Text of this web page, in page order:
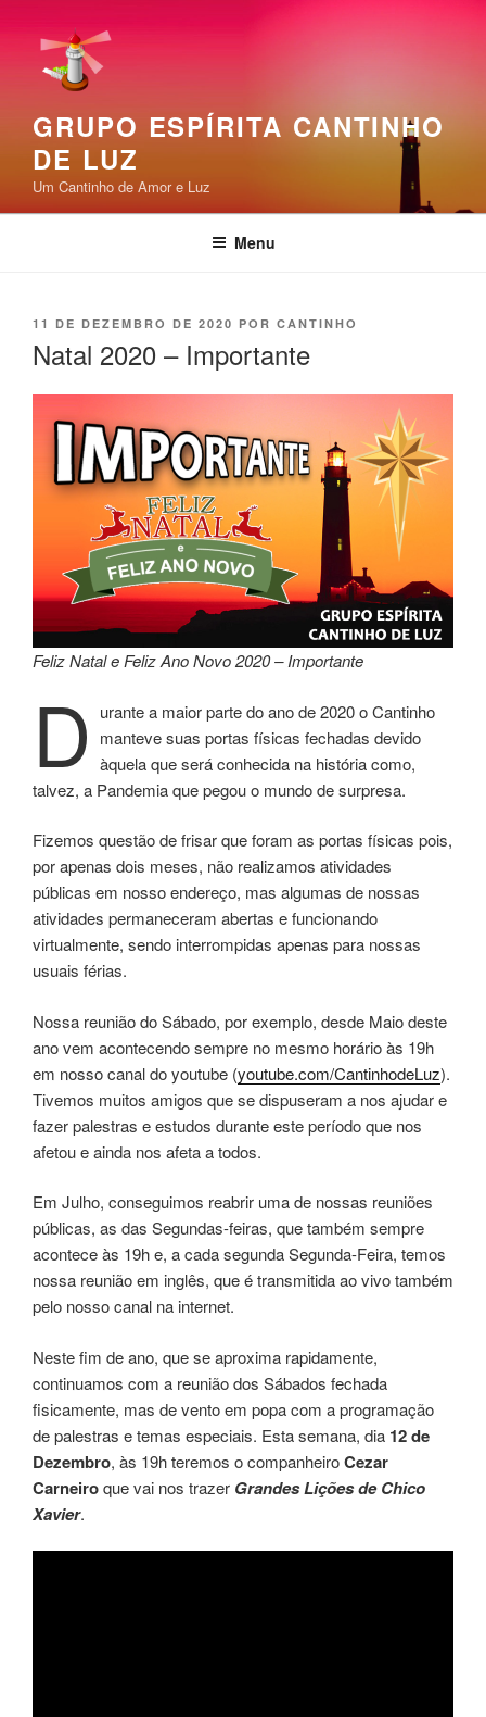
conteúdo
GRUPO ESPÍRITA CANTINHO
DE LUZ
Um Cantinho de Amor e Luz
Menu
PUBLICADO
11 DE DEZEMBRO DE 2020 POR CANTINHO
Natal 2020 – Importante
Feliz Natal e Feliz Ano Novo 2020 – Importante
D
urante a maior parte do ano de 2020 o Cantinho
manteve suas portas físicas fechadas devido
àquela que será conhecida na história como,
talvez, a Pandemia que pegou o mundo de surpresa.
Fizemos questão de frisar que foram as portas físicas pois,
por apenas dois meses, não realizamos atividades
públicas em nosso endereço, mas algumas de nossas
atividades permaneceram abertas e funcionando
virtualmente, sendo interrompidas apenas para nossas
usuais férias.
Nossa reunião do Sábado, por exemplo, desde Maio deste
ano vem acontecendo sempre no mesmo horário às 19h
em nosso canal do youtube (youtube.com/CantinhodeLuz).
Tivemos muitos amigos que se dispuseram a nos ajudar e
fazer palestras e estudos durante este período que nos
afetou e ainda nos afeta a todos.
Em Julho, conseguimos reabrir uma de nossas reuniões
públicas, as das Segundas-feiras, que também sempre
acontece às 19h e, a cada segunda Segunda-Feira, temos
nossa reunião em inglês, que é transmitida ao vivo também
pelo nosso canal na internet.
Neste fim de ano, que se aproxima rapidamente,
continuamos com a reunião dos Sábados fechada
fisicamente, mas de vento em popa com a programação
de palestras e temas especiais. Esta semana, dia 12 de
Dezembro, às 19h teremos o companheiroCezar
Carneiroque vai nos trazer Grandes Lições de Chico
Xavier.